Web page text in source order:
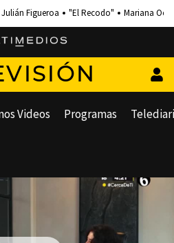
Julián Figueroa "El Recodo" Mariana
Videos Programas